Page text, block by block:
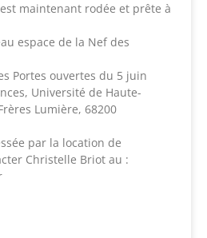
maintenant rodée et prête à
espace de la Nef des
Portes ouvertes du 5 juin
Université de Haute-
Lumière, 68200
par la location de
Christelle Briot au :